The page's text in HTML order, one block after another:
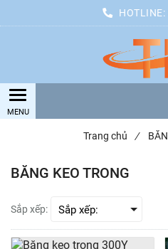
HOTLINE:
Trang chủ /
BĂNG KEO TRONG
Sắp xếp: